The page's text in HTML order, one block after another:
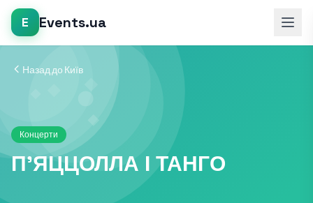
E Events.ua
Назад до Київ
Концерти
П’ЯЦЦОЛЛА І ТАНГО